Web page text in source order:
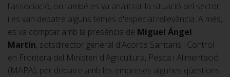
l'associació, on també es va analitzar la situació del sector
i es van debatre alguns temes d'especial rellevància. A més,
es va comptar amb la presència de Miguel Ángel
Martín, sotsdirector general d'Acords Sanitaris i Control
en Frontera del Ministeri d'Agricultura, Pesca i Alimentació
(MAPA), per debatre amb les empreses algunes qüestions